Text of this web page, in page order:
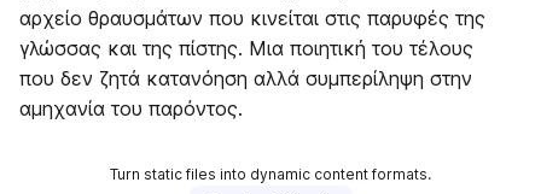
αρχείο θραυσμάτων που κινείται στις παρυφές της
γλώσσας και της πίστης. Μια ποιητική του τέλους
που δεν ζητά κατανόηση αλλά συμπερίληψη στην
αμηχανία του παρόντος.
Turn static files into dynamic content formats.